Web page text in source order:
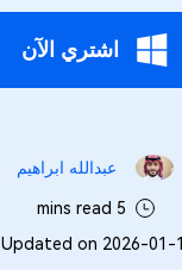
اشتري الآن
عبدالله ابراهيم‎
5 mins read
Updated on 2026-01-